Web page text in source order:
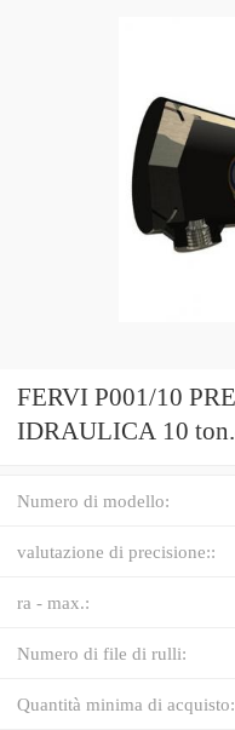
FERVI P001/10
IDRAULICA 10
Numero di modello:
valutazione di precisione::
ra - max.:
Numero di file di rulli:
Quantità minima di acquisto: